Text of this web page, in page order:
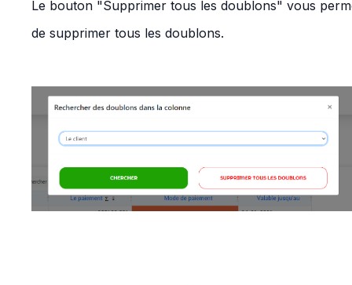
Le bouton "Supprimer tous les doublons" vous
de supprimer tous les doublons.